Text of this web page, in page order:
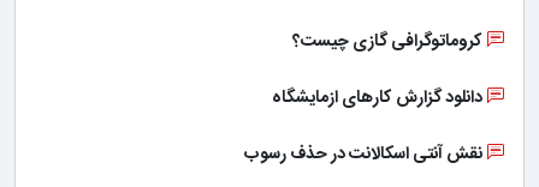
کروماتوگرافی گازی چیست؟
دانلود گزارش کارهای ازمایشگاه
نقش آنتی اسکالانت در حذف رسوب